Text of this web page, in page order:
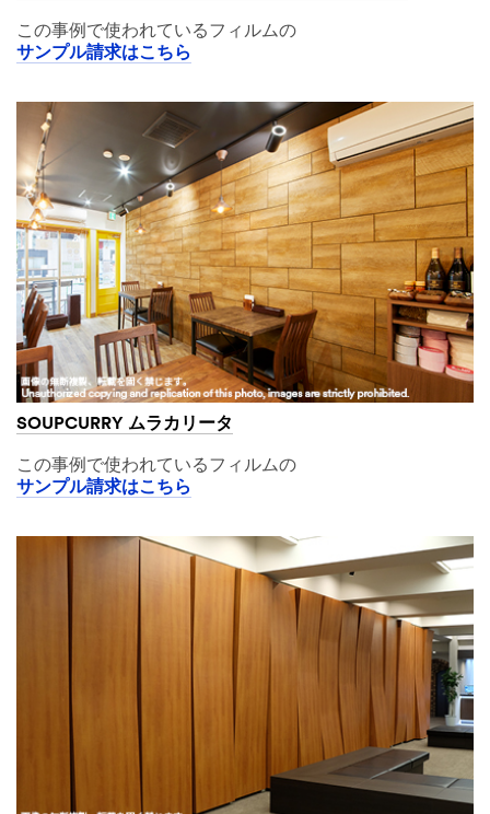
この事例で使われているフィルムの
サンプル請求はこちら
SOUPCURRY ムラカリータ
この事例で使われているフィルムの
サンプル請求はこちら